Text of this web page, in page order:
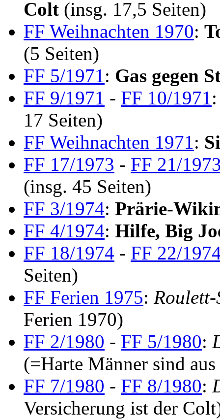
Colt (insg. 17,5 Seiten)
FF Weihnachten 1970:
(5 Seiten)
FF 5/1971: Gas gegen
FF 9/1971 - FF 10/1971
17 Seiten)
FF Weihnachten 1971:
FF 17/1973 - FF 21/
(insg. 45 Seiten)
FF 3/1974: Prärie-
FF 4/1974: Hilfe, Big
FF 18/1974 - FF 22/
Seiten)
FF Ferien 1975:
Ferien 1970)
FF 2/1980 - FF 5/1980:
(=Harte Männer sind
FF 7/1980 - FF 8/1980:
Versicherung ist der